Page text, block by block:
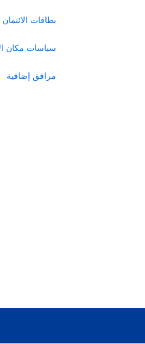
بطاقات الائتمان
سياسات مكان
مرافق إضافية